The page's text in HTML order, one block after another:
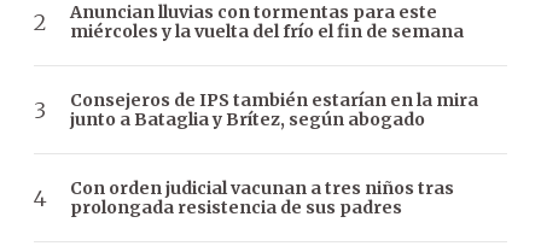
Anuncian lluvias con tormentas para este
miércoles y la vuelta del frío el fin de semana
Consejeros de IPS también estarían en la mira
junto a Bataglia y Brítez, según abogado
Con orden judicial vacunan a tres niños tras
prolongada resistencia de sus padres